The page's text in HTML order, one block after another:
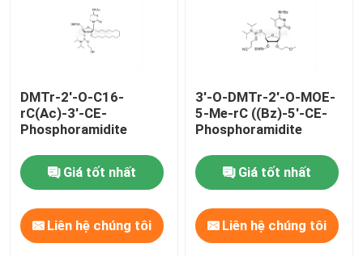
Màu sắc huỳnh quang
Hệ thống phân phối
Dịch vụ tùy chỉnh
DMTr-2'-O-C16-
rC(Ac)-3'-CE-
Phosphoramidite
Giá tốt nhất
Liên hệ chúng tôi
3'-O-DMTr-2'-O-MOE-
5-Me-rC ((Bz)-5'-CE-
Phosphoramidite
Giá tốt nhất
Liên hệ chúng tôi